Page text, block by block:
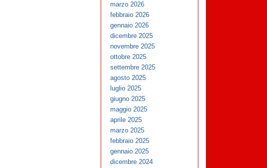
marzo 2026
febbraio 2026
gennaio 2026
dicembre 2025
novembre 2025
ottobre 2025
settembre 2025
agosto 2025
luglio 2025
giugno 2025
maggio 2025
aprile 2025
marzo 2025
febbraio 2025
gennaio 2025
dicembre 2024